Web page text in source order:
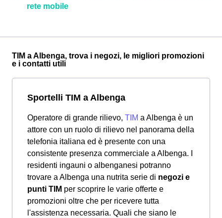
rete mobile
TIM a Albenga, trova i negozi, le migliori promozioni
e i contatti utili
Sportelli TIM a Albenga
Operatore di grande rilievo, TIM a Albenga è un
attore con un ruolo di rilievo nel panorama della
telefonia italiana ed è presente con una
consistente presenza commerciale a Albenga. I
residenti ingauni o albenganesi potranno
trovare a Albenga una nutrita serie di negozi e
punti TIM per scoprire le varie offerte e
promozioni oltre che per ricevere tutta
l'assistenza necessaria. Quali che siano le